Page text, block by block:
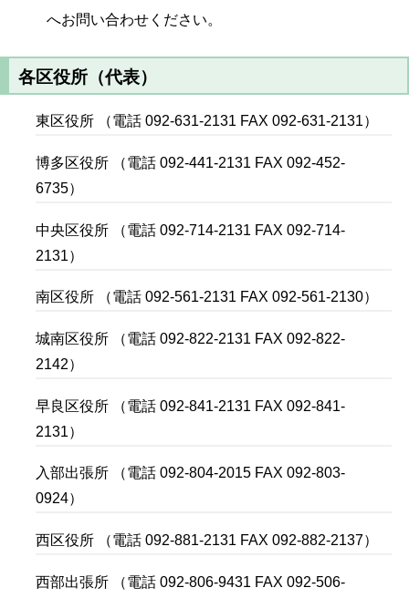
へお問い合わせください。
各区役所（代表）
東区役所 （電話 092-631-2131 FAX 092-631-2131）
博多区役所 （電話 092-441-2131 FAX 092-452-
6735）
中央区役所 （電話 092-714-2131 FAX 092-714-
2131）
南区役所 （電話 092-561-2131 FAX 092-561-2130）
城南区役所 （電話 092-822-2131 FAX 092-822-
2142）
早良区役所 （電話 092-841-2131 FAX 092-841-
2131）
入部出張所 （電話 092-804-2015 FAX 092-803-
0924）
西区役所 （電話 092-881-2131 FAX 092-882-2137）
西部出張所 （電話 092-806-9431 FAX 092-506-